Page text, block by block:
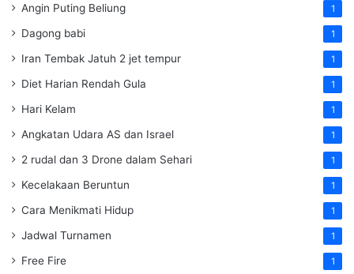
Angin Puting Beliung 1
Dagong babi 1
Iran Tembak Jatuh 2 jet tempur 1
Diet Harian Rendah Gula 1
Hari Kelam 1
Angkatan Udara AS dan Israel 1
2 rudal dan 3 Drone dalam Sehari 1
Kecelakaan Beruntun 1
Cara Menikmati Hidup 1
Jadwal Turnamen 1
Free Fire 1